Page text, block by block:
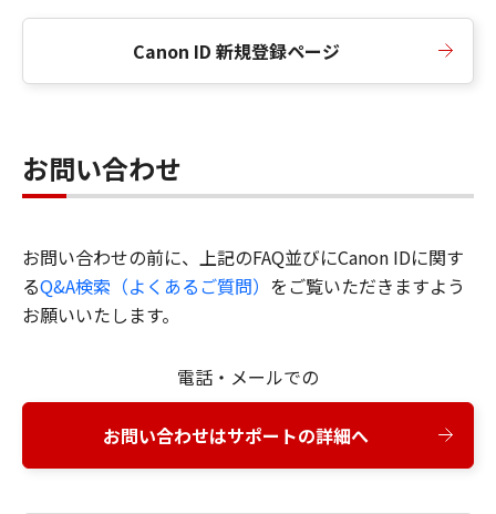
Canon ID 新規登録ページ
お問い合わせ
お問い合わせの前に、上記のFAQ並びにCanon IDに関す
るQ&A検索（よくあるご質問） をご覧いただきますよう
お願いいたします。
電話・メールでの
お問い合わせはサポートの詳細へ